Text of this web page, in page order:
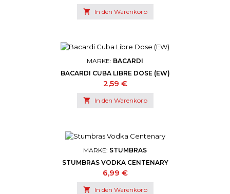
 In den Warenkorb
MARKE: BACARDI
BACARDI CUBA LIBRE DOSE (EW)
Preis
2,59 €
 In den Warenkorb
MARKE: STUMBRAS
STUMBRAS VODKA CENTENARY
Preis
6,99 €
 In den Warenkorb